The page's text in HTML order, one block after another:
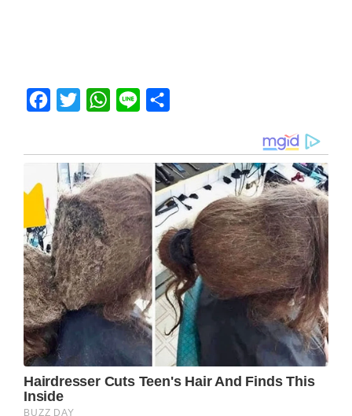
Facebook
Twitter WhatsApp
Line